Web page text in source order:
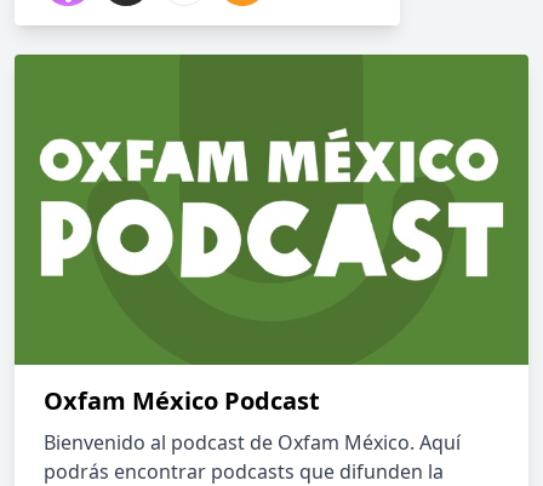
Oxfam México Podcast
Bienvenido al podcast de Oxfam México. Aquí
podrás encontrar podcasts que difunden la